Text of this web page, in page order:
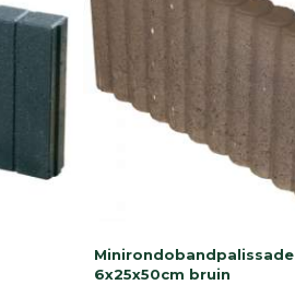
Minirondobandpalissade
6x25x50cm bruin